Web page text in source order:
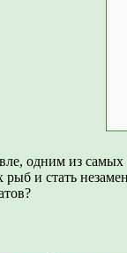
одним из
и стать